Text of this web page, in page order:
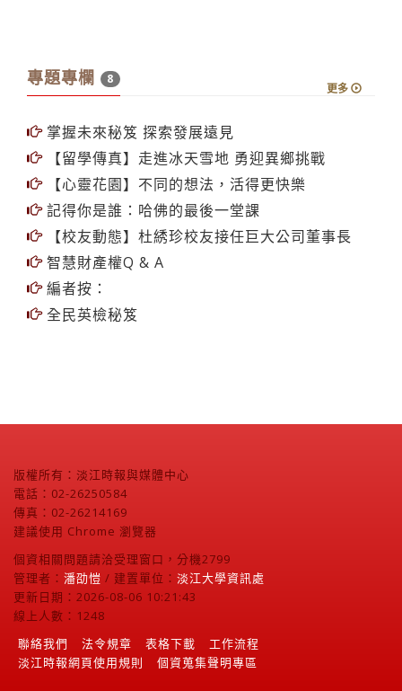
專題專欄 8
更多
掌握未來秘笈 探索發展遠見
【留學傳真】走進冰天雪地 勇迎異鄉挑戰
【心靈花園】不同的想法，活得更快樂
記得你是誰：哈佛的最後一堂課
【校友動態】杜綉珍校友接任巨大公司董事長
智慧財產權Q & A
編者按：
全民英檢秘笈
版權所有：淡江時報與媒體中心
電話：02-26250584
傳真：02-26214169
建議使用 Chrome 瀏覽器
個資相關問題請洽受理窗口，分機2799
管理者： 潘劭愷 / 建置單位： 淡江大學資訊處
更新日期：2026-08-06 10:21:43
線上人數：1248
聯絡我們
法令規章 表格下載
工作流程
淡江時報網頁使用規則
個資蒐集聲明專區